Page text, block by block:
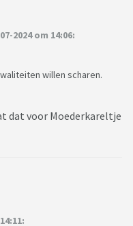
of kinderopvang wel
je drinken... koffie... Ik
weer op.
2024 om 14:06:
willen scharen.
dat voor Moederkareltje